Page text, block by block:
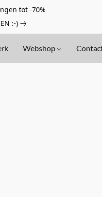
tot -70%
:-)
Webshop